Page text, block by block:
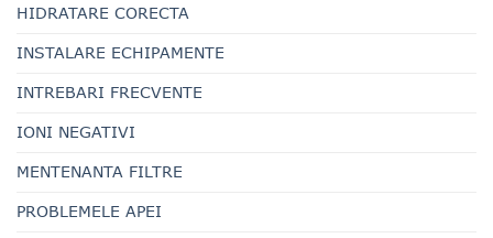
HIDRATARE CORECTA
INSTALARE ECHIPAMENTE
INTREBARI FRECVENTE
IONI NEGATIVI
MENTENANTA FILTRE
PROBLEMELE APEI